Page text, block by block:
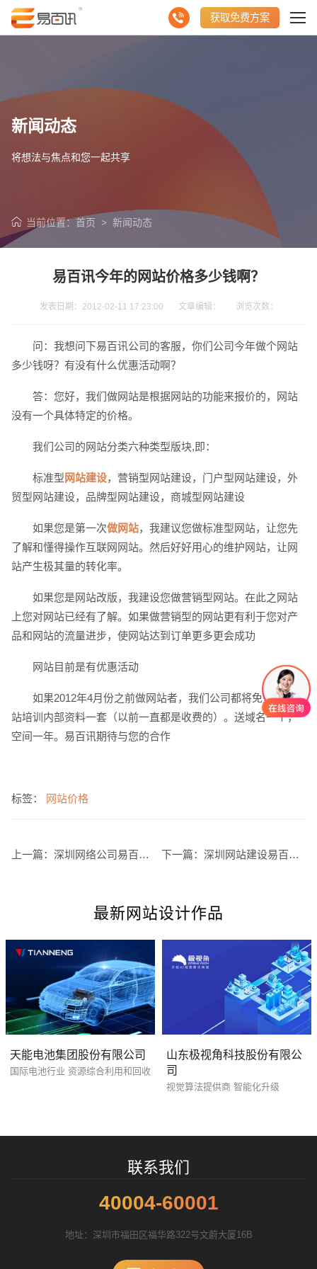
获取免费方案
新闻动态
将想法与焦点和您一起共享
当前位置： 首页 > 新闻动态
易百讯今年的网站价格多少钱啊？
发表日期：2012-02-11 17:23:00 文章编辑： 浏览次数：
问：我想问下易百讯公司的客服，你们公司今年做个网站
多少钱呀？有没有什么优惠活动啊？
答：您好，我们做网站是根据网站的功能来报价的，网站
没有一个具体特定的价格。
我们公司的网站分类六种类型版块,即：
标准型 网站建设，营销型网站建设，门户型网站建设，外
贸型网站建设，品牌型网站建设，商城型网站建设
如果您是第一次做网站，我建议您做标准型网站，让您先
了解和懂得操作互联网网站。然后好好用心的维护网站，让网
站产生极其量的转化率。
如果您是网站改版，我建设您做营销型网站。在此之网站
上您对网站已经有了解。如果做营销型的网站更有利于您对产
品和网站的流量进步，使网站达到订单更多更会成功
网站目前是有优惠活动
如果2012年4月份之前做网站者，我们公司都将免费送您网
站培训内部资料一套（以前一直都是收费的）。送域名一个，
空间一年。易百讯期待与您的合作
标签： 网站价格
上一篇： 深圳网络公司易百讯培训网站上线运营后外链接建设知识 下一篇：深圳网站建设易百讯科技公司祝大家在新的一年里步步为赢
最新网站设计作品
天能电池集团股份有限公司
国际电池行业 资源综合利用和回收
山东极视角科技股份有限公
司
视觉算法提供商 智能化升级
联系我们
40004-60001
地址：深圳市福田区福华路322号文蔚大厦16B
电话 微信号
创意品牌型网站
您的预算 1万-3万